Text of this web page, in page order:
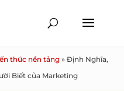
thức nền tảng » Định Nghĩa,
Biết của Marketing